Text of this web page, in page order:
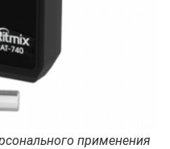
применения